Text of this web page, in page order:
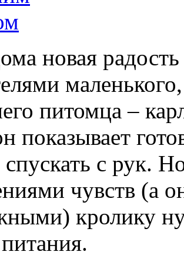
новая
питомца –
показывает
спускать с рук.
чувств (а
кролику